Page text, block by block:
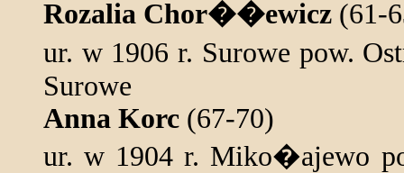
Rozalia Chor��ewicz (61-
ur. w 1906 r. Surowe pow.
Surowe
Anna Korc (67-70)
ur. w 1904 r. Miko�ajewo